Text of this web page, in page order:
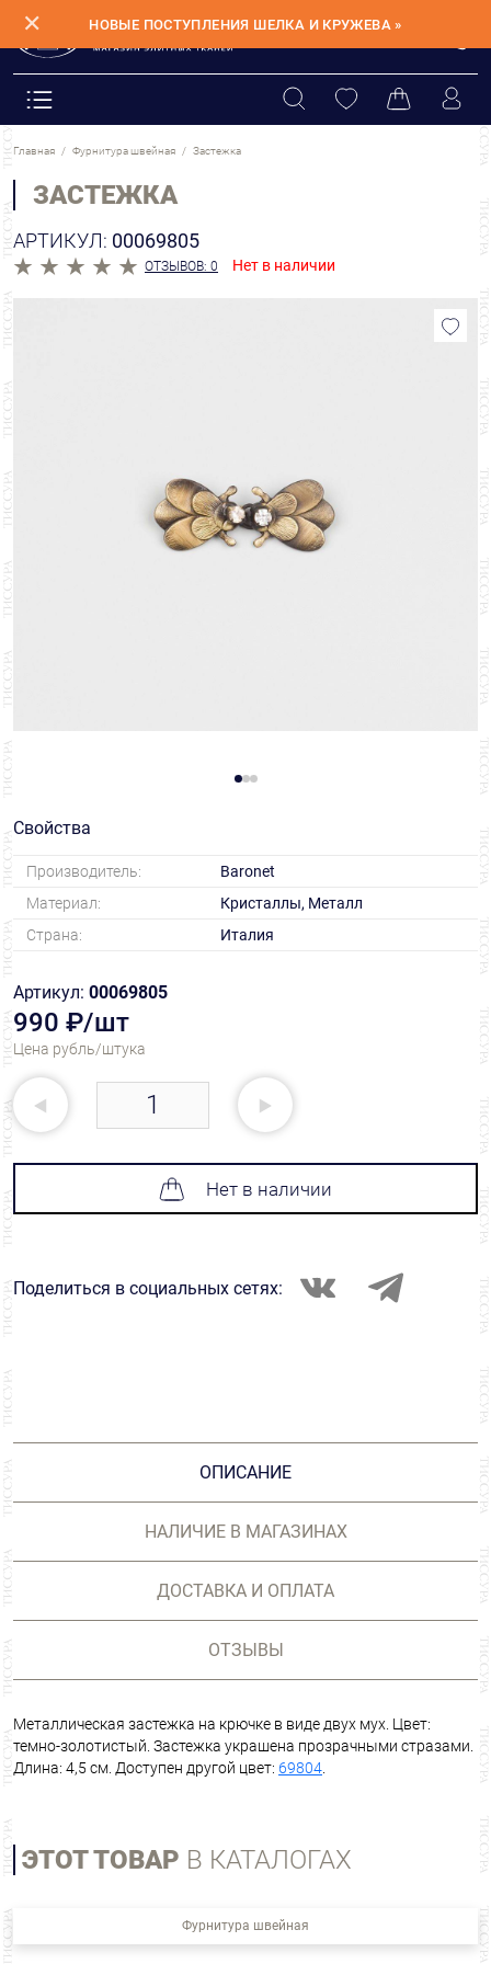
✕ НОВЫЕ ПОСТУПЛЕНИЯ ШЕЛКА И КРУЖЕВА »
Главная Фурнитура швейная Застежка
ЗАСТЕЖКА
АРТИКУЛ: 00069805
ОТЗЫВОВ: 0 Нет в наличии
Свойства
Производитель:
Baronet
Материал:
Кристаллы, Металл
Страна:
Италия
Артикул: 00069805
990 ₽/шт
Цена рубль/штука
Нет в наличии
Поделиться в социальных сетях:
ОПИСАНИЕ
НАЛИЧИЕ В МАГАЗИНАХ
ДОСТАВКА И ОПЛАТА
ОТЗЫВЫ
Металлическая застежка на крючке в виде двух мух. Цвет:
темно-золотистый. Застежка украшена прозрачными стразами.
Длина: 4,5 см. Доступен другой цвет: 69804.
ЭТОТ ТОВАР В КАТАЛОГАХ
Фурнитура швейная